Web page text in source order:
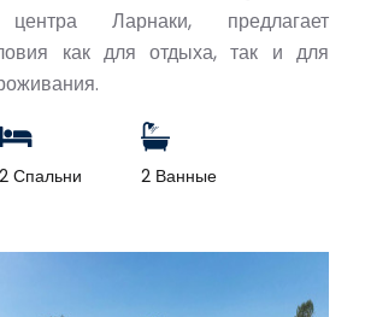
центра Ларнаки, предлагает
как для отдыха, так и для
2 Спальни 2 Ванные